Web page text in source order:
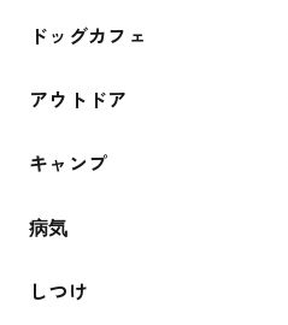
ドッグカフェ
アウトドア
キャンプ
病気
しつけ